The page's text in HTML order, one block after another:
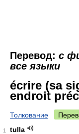
Перевод: с
все языки
écrire (sa
endroit
Толкование
1
tulla